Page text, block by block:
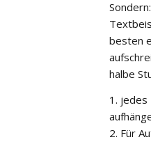
besten
halbe
1. jedes
2. Für